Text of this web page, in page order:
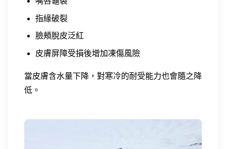
指緣破裂
臉頰脫皮泛紅
皮膚屏障受損後增加凍傷風險
當皮膚含水量下降，對寒冷的耐受能力也會隨之降
低。